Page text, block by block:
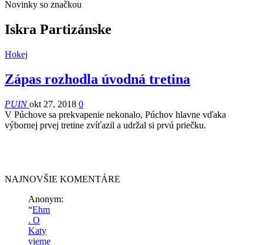
Novinky so značkou
Iskra Partizánske
Hokej
Zápas rozhodla úvodná tretina
PUINokt 27, 2018 0
V Púchove sa prekvapenie nekonalo, Púchov hlavne vďaka
výbornej prvej tretine zvíťazil a udržal si prvú priečku.
NAJNOVŠIE KOMENTÁRE
Anonym:
“Ehm
. O
Katy
vieme